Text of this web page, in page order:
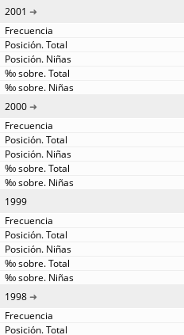
2001
2000
1999
1998